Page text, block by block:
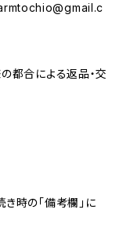
都合による返品・交
時の「備考欄」に